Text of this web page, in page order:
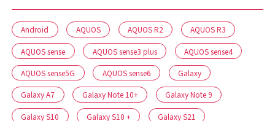
Android AQUOS AQUOS R2 AQUOS R3
AQUOS sense AQUOS sense3 plus AQUOS sense4
AQUOS sense5G AQUOS sense6 Galaxy
Galaxy A7 Galaxy Note 10+ Galaxy Note 9
Galaxy S10 Galaxy S10 + Galaxy S21